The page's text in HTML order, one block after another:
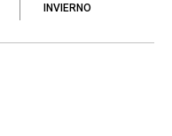
INVIERNO